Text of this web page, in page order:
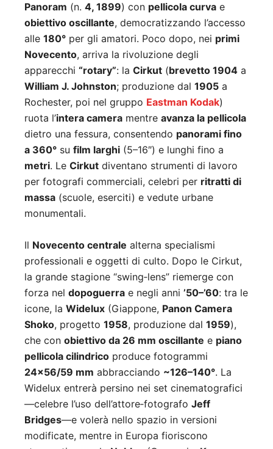
Panoram (n. 4, 1899) con pellicola curva e
obiettivo oscillante, democratizzando l’accesso
alle 180° per gli amatori. Poco dopo, nei primi
Novecento, arriva la rivoluzione degli
apparecchi “rotary”: la Cirkut (brevetto 1904 a
William J. Johnston; produzione dal 1905 a
Rochester, poi nel gruppo Eastman Kodak)
ruota l’intera camera mentre avanza la pellicola
dietro una fessura, consentendo panorami fino
a 360° su film larghi (5–16″) e lunghi fino a
metri. Le Cirkut diventano strumenti di lavoro
per fotografi commerciali, celebri per ritratti di
massa (scuole, eserciti) e vedute urbane
monumentali.
Il Novecento centrale alterna specialismi
professionali e oggetti di culto. Dopo le Cirkut,
la grande stagione “swing‑lens” riemerge con
forza nel dopoguerra e negli anni ’50–’60: tra le
icone, la Widelux (Giappone, Panon Camera
Shoko, progetto 1958, produzione dal 1959),
che con obiettivo da 26 mm oscillante e piano
pellicola cilindrico produce fotogrammi
24×56/59 mm abbracciando ~126–140°. La
Widelux entrerà persino nei set cinematografici
—celebre l’uso dell’attore‑fotografo Jeff
Bridges—e volerà nello spazio in versioni
modificate, mentre in Europa fioriscono